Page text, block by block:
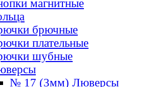
магнитные
брючные
плательные
шубные
№ 17 (3мм) Люверсы